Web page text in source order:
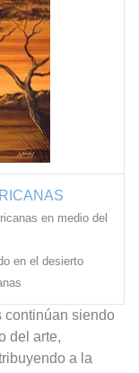
en medio del
en el desierto
continúan siendo
del arte,
a la